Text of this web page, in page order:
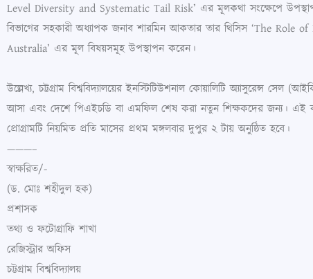
Level Diversity and Systematic Tail Risk’ এর মূলকথা সংক্ষেপে
বিভাগের সহকারী অধ্যাপক জনাব শারমিন আকতার তার থিসিস ‘The
Australia’ এর মূল বিষয়সমূহ উপস্থাপন করেন।
উল্লেখ্য, চট্টগ্রাম বিশ্ববিদ্যালয়ের ইনস্টিটিউশনাল কোয়ালিটি অ্যাসুরেন্স
আসা এবং দেশে পিএইচডি বা এমফিল শেষ করা নতুন শিক্ষকদের জন্য। এই
প্রোগ্রামটি নিয়মিত প্রতি মাসের প্রথম মঙ্গলবার দুপুর ২ টায় অনুষ্ঠিত হবে।
———–
স্বাক্ষরিত/-
(ড. মোঃ শহীদুল হক)
প্রশাসক
তথ্য ও ফটোগ্রাফি শাখা
রেজিস্ট্রার অফিস
চট্টগ্রাম বিশ্ববিদ্যালয়